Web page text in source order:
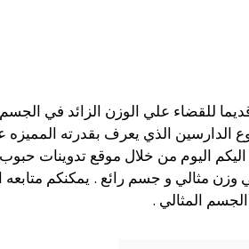
للقضاء علي الوزن الزائد في
الدارسين الذي يعرف بقدرته
اليوم من خلال موقع تدوينات
مثالي و جسم رائع . يمكنكم
المثالي .